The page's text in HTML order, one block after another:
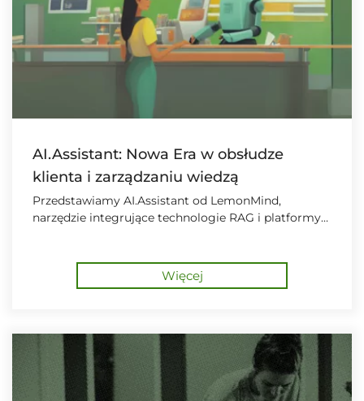
AI.Assistant: Nowa Era w obsłudze
klienta i zarządzaniu wiedzą
Przedstawiamy AI.Assistant od LemonMind,
narzędzie integrujące technologie RAG i platformy
Więcej